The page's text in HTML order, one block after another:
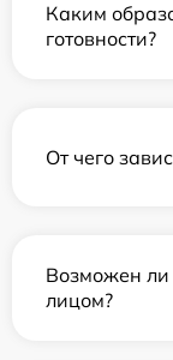
Каким
готовности?
От чего
Возможен ли
лицом?